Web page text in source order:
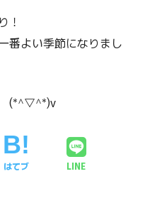
！
番よい季節になりまし
(*^▽^*)v
はてブ LINE